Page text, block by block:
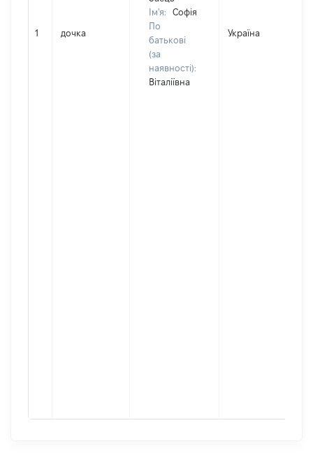
1 дочка
Ім'я:
Софія
По
батькові
(за
наявності):
Віталіївна
Україна